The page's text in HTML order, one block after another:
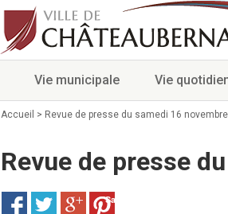
Vie municipale Vie
Accueil > Revue de presse du samedi 16
Revue de presse
Save